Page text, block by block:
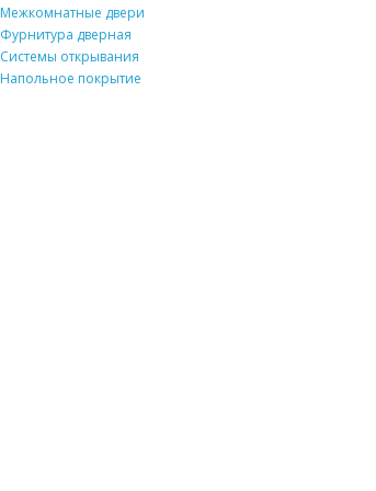
Межкомнатные двери
Фурнитура дверная
Системы открывания
Напольное покрытие